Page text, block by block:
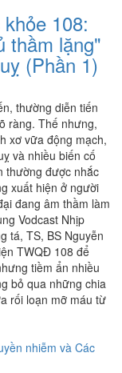
108:
thầm lặng"
(Phần 1)
thường diễn tiến
ràng. Thế nhưng,
xơ vữa động mạch,
và nhiều biến cố
thường được nhắc
xuất hiện ở người
đang âm thầm làm
Vodcast Nhịp
tá, TS, BS Nguyễn
TWQĐ 108 để
tiềm ẩn nhiều
bỏ qua những chia
rối loạn mỡ máu từ
nhiễm và Các